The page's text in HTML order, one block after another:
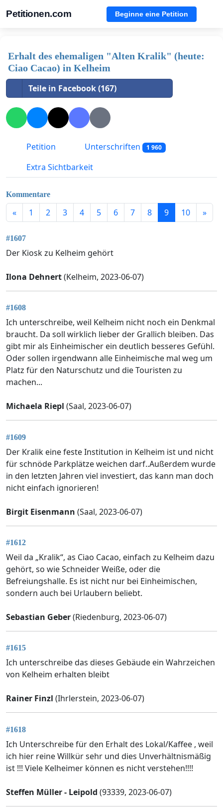
Petitionen.com Beginne eine Petition
Erhalt des ehemaligen "Alten Kralik" (heute:
Ciao Cacao) in Kelheim
Teile in Facebook (167)
Petition Unterschriften 1 960
Extra Sichtbarkeit
Kommentare
« 1 2 3 4 5 6 7 8 9 10 »
#1607
Der Kiosk zu Kelheim gehört
Ilona Dehnert(Kelheim, 2023-06-07)
#1608
Ich unterschreibe, weil Kelheim nicht noch ein Denkmal
braucht. Da soll wirklich lieber der Grallich bleiben. Das
gibt mir als Einheimischer ein deutlich besseres Gefühl.
Oder sollen irgendwann alle Einheimische mal weg um
Platz für den Naturschutz und die Touristen zu
machen...
Michaela Riepl (Saal, 2023-06-07)
#1609
Der Kralik eine feste Institution in Kelheim ist und nicht
für schnöde Parkplätze weichen darf..Außerdem wurde
in den letzten Jahren viel investiert, das kann man doch
nicht einfach ignorieren!
Birgit Eisenmann (Saal, 2023-06-07)
#1612
Weil da „Kralik“, as Ciao Cacao, einfach zu Kelheim dazu
gehört, so wie Schneider Weiße, oder die
Befreiungshalle. Es ist nicht nur bei Einheimischen,
sondern auch bei Urlaubern beliebt.
Sebastian Geber(Riedenburg, 2023-06-07)
#1615
Ich unterschreibe das dieses Gebäude ein Wahrzeichen
von Kelheim erhalten bleibt
Rainer Finzl (Ihrlerstein, 2023-06-07)
#1618
Ich Unterschreibe für den Erhalt des Lokal/Kaffee , weil
ich hier reine Willkür sehr und dies Unverhältnismäßig
ist !!! Viele Kelheimer können es nicht verstehen!!!!
Steffen Müller - Leipold (93339, 2023-06-07)